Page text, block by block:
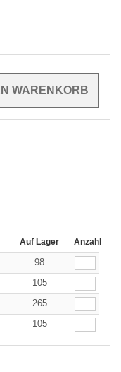
Auf Lager Anzahl
98
105
265
105